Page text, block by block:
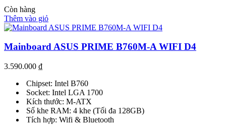
Còn hàng
Thêm vào giỏ
Mainboard ASUS PRIME B760M-A WIFI D4
3.590.000 ₫
Chipset: Intel B760
Socket: Intel LGA 1700
Kích thước: M-ATX
Số khe RAM: 4 khe (Tối đa 128GB)
Tích hợp: Wifi & Bluetooth